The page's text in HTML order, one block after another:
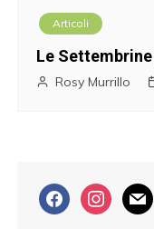
Articoli
Le
Rosy Murrillo
f
a
i
n
m
a